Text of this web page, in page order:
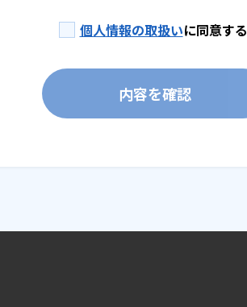
個人情報の取扱いに同意する
内容を確認